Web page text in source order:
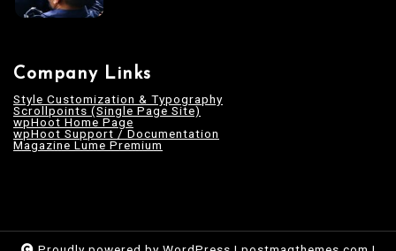
Company Links
Style Customization & Typography
Scrollpoints (Single Page Site)
wpHoot Home Page
wpHoot Support / Documentation
Magazine Lume Premium